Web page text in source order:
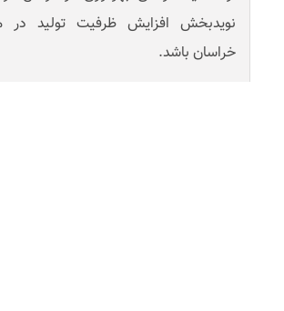
نویدبخش افزایش ظرفیت تولید در
خراسان باشد.